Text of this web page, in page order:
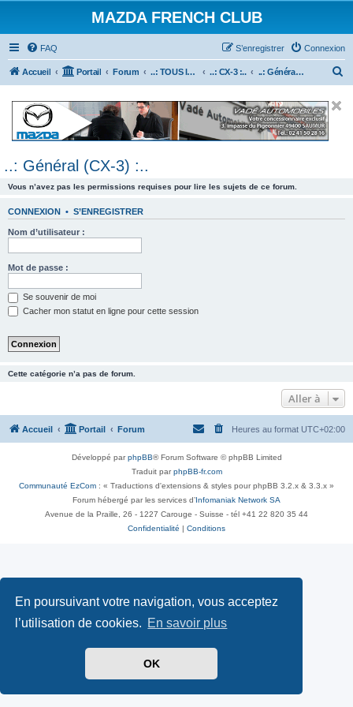
En poursuivant votre navigation, vous acceptez
l’utilisation de cookies. En savoir plus
OK
MAZDA FRENCH CLUB
FAQ Connexion
S’enregistrer
Accueil Portail Forum ..: TOUS les Véhicules MAZDA :.. ..: CX-3 :.. ..: Général (CX-3) :..
e
..: Général (CX-3) :..
Vous n’avez pas les permissions requises pour lire les sujets de ce forum.
CONNEXION • S’ENREGISTRER
Nom d’utilisateur :
Mot de passe :
Se souvenir de moi
Cacher mon statut en ligne pour cette session
Cette catégorie n’a pas de forum.
Aller à
Accueil Portail Forum Heures au format UTC+02:00
Développé parphpBB® Forum Software © phpBB Limited
Traduit parphpBB-fr.com
Communauté EzCom : « Traductions d'extensions & styles pour phpBB 3.2.x & 3.3.x »
Forum hébergé par les services d’ Infomaniak Network SA
Avenue de la Praille, 26 - 1227 Carouge - Suisse - tél +41 22 820 35 44
Confidentialité
Conditions